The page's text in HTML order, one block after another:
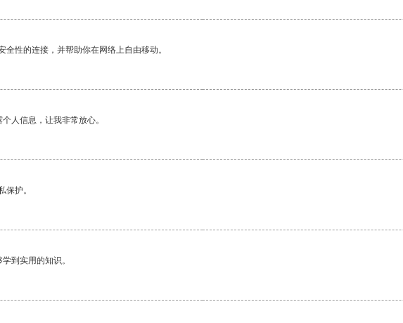
性的连接，并帮助你在网络上自由移动。
人信息，让我非常放心。
保护。
到实用的知识。